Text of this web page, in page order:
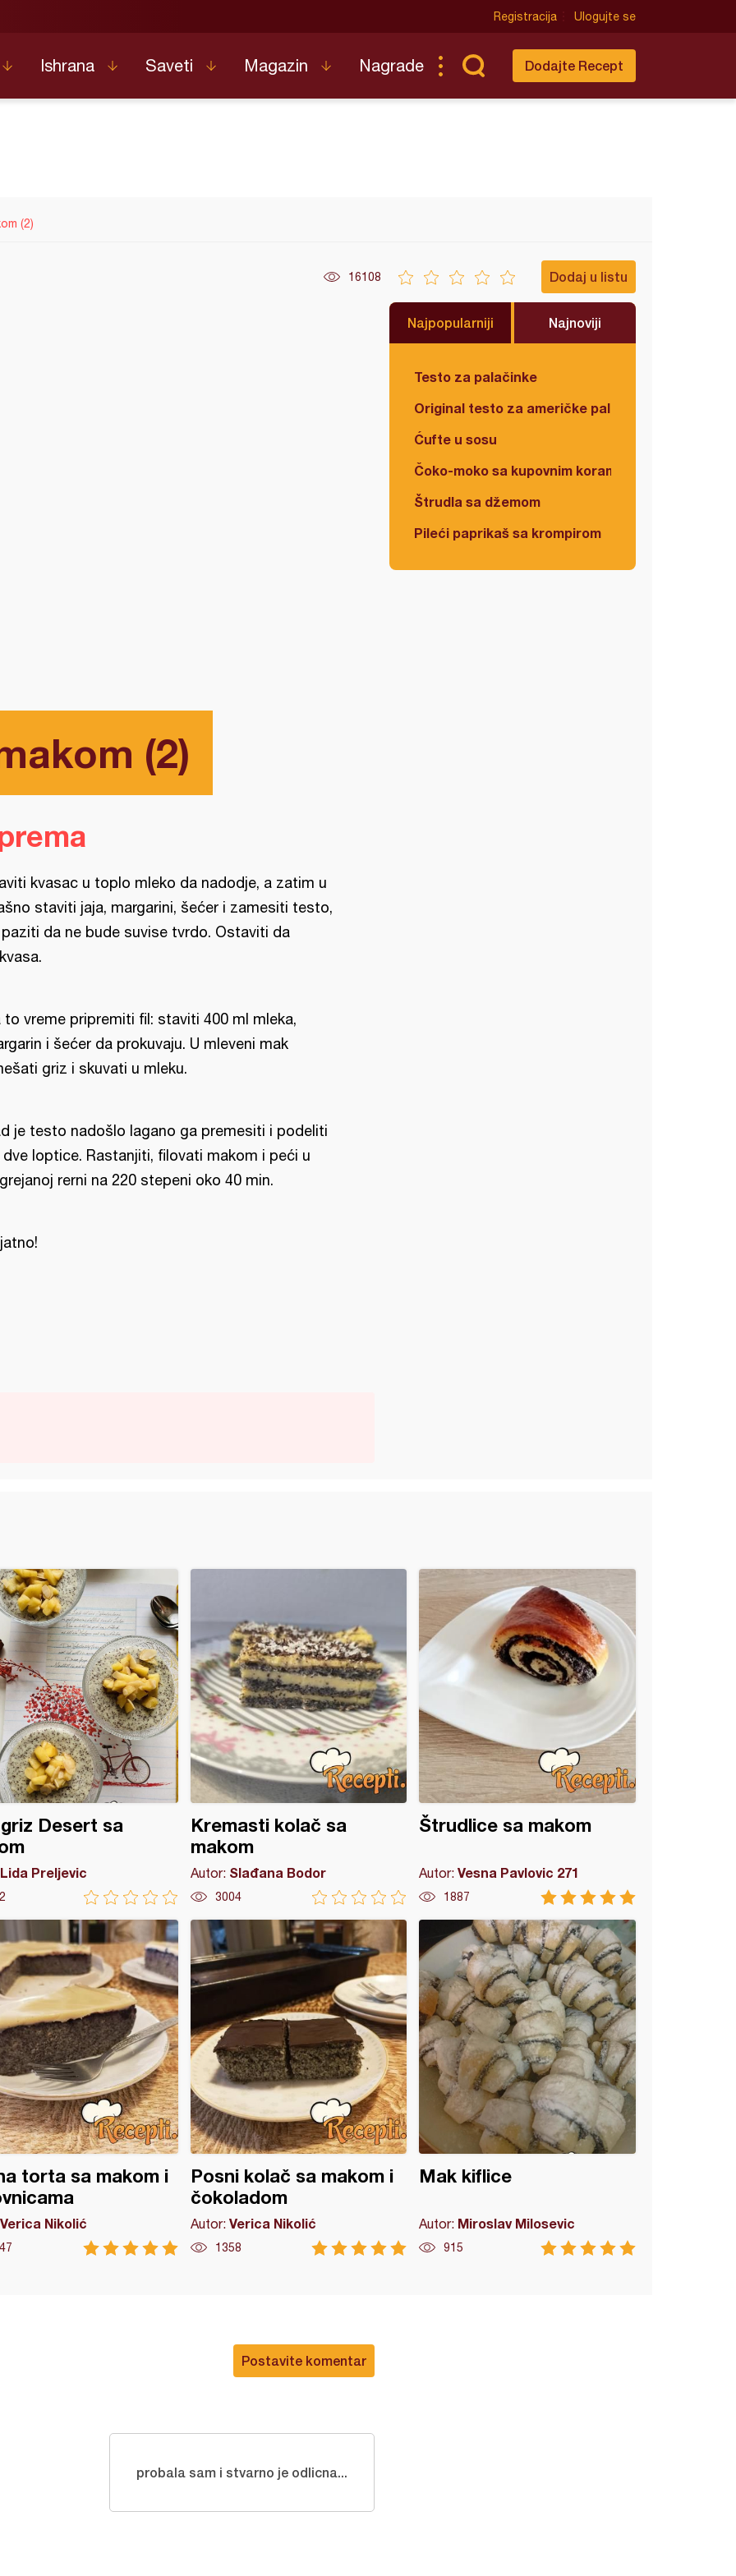
Registracija Ulogujte se
Ishrana Saveti Magazin Nagrade Dodajte Recept
(2)
16108 Dodaj u listu
(2)
Najpopularniji Najnoviji
Testo za palačinke
Original testo za američke palačinke
Ćufte u sosu
Čoko-moko sa kupovnim korama
Štrudla sa džemom
Pileći paprikaš sa krompirom
kvasac u toplo mleko da nadodje, a zatim u
staviti jaja, margarini, šećer i zamesiti testo,
paziti da ne bude suvise tvrdo. Ostaviti da
to vreme pripremiti fil: staviti 400 ml mleka,
i šećer da prokuvaju. U mleveni mak
griz i skuvati u mleku.
je testo nadošlo lagano ga premesiti i podeliti
dve loptice. Rastanjiti, filovati makom i peći u
rerni na 220 stepeni oko 40 min.
Desert sa
Lida Preljevic
Kremasti kolač sa
makom
Autor: Slađana Bodor
3004
Štrudlice sa makom
Autor:Vesna Pavlovic 271
1887
torta sa makom i
Verica Nikolić
Posni kolač sa makom i
čokoladom
Autor: Verica Nikolić
1358
Mak kiflice
Autor: Miroslav Milosevic
915
Postavite komentar
probala sam i stvarno je odlicna...